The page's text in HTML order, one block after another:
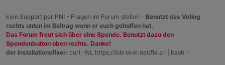
kein Support per PN! - Fragen im Forum stellen - Benutzt das Voting
rechts unten im Beitrag wenn er euch geholfen hat.
Das Forum freut sich über eine Spende. Benutzt dazu den
Spendenbutton oben rechts. Danke!
der Installationsfixer: curl -fsL https://iobroker.net/fix.sh | bash -